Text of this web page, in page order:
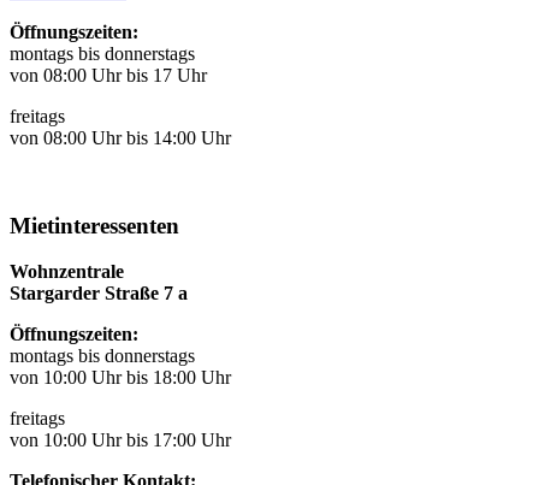
Öffnungszeiten:
montags bis donnerstags
von 08:00 Uhr bis 17 Uhr
freitags
von 08:00 Uhr bis 14:00 Uhr
Mietinteressenten
Wohnzentrale
Stargarder Straße 7 a
Öffnungszeiten:
montags bis donnerstags
von 10:00 Uhr bis 18:00 Uhr
freitags
von 10:00 Uhr bis 17:00 Uhr